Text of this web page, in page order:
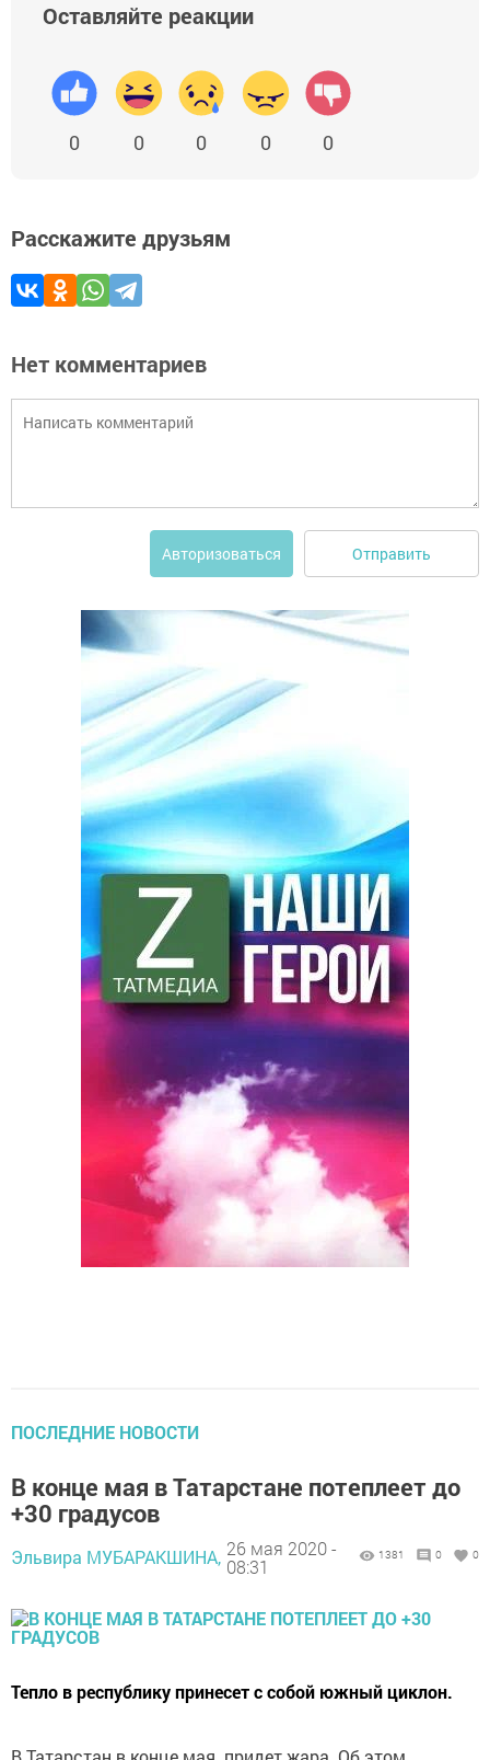
Оставляйте реакции
0 0 0 0 0
Расскажите друзьям
Нет комментариев
Авторизоваться Отправить
ПОСЛЕДНИЕ НОВОСТИ
В конце мая в Татарстане потеплеет до
+30 градусов
Эльвира МУБАРАКШИНА, 26 мая 2020 -
08:31
1381 0 0
Тепло в республику принесет с собой южный циклон.